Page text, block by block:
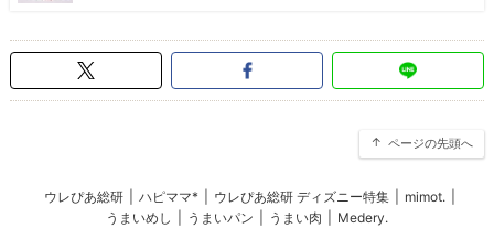
ページの先頭へ
ウレぴあ総研 ハピママ* ウレぴあ総研 ディズニー特集 mimot.
うまいめし
うまいパン うまい肉 Medery.